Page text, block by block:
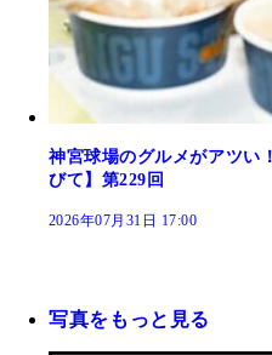
神宮球場のグルメがアツい
びて】第229回
2026年07月31日 17:00
写真をもっと見る